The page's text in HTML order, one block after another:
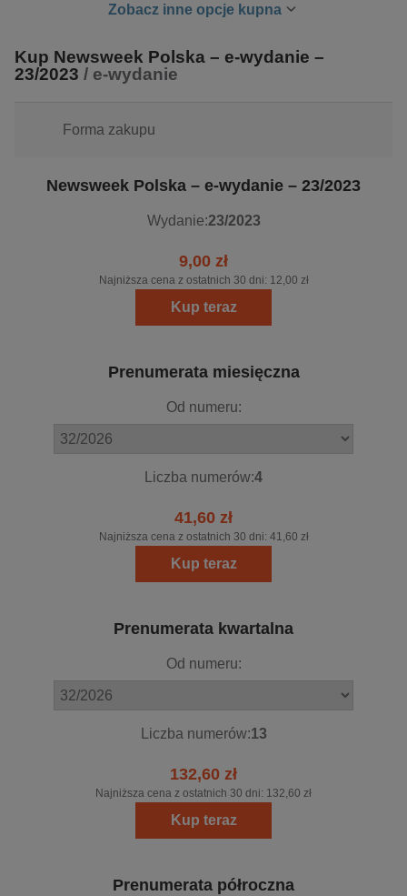
Zobacz inne opcje kupna
Kup Newsweek Polska – e-wydanie –
23/2023 / e-wydanie
Forma zakupu
Newsweek Polska – e-wydanie – 23/2023
Wydanie:23/2023
9,00 zł
Najniższa cena z ostatnich 30 dni: 12,00 zł
Kup teraz
Prenumerata miesięczna
Od numeru:
Liczba numerów:4
41,60 zł
Najniższa cena z ostatnich 30 dni: 41,60 zł
Kup teraz
Prenumerata kwartalna
Od numeru:
Liczba numerów:13
132,60 zł
Najniższa cena z ostatnich 30 dni: 132,60 zł
Kup teraz
Prenumerata półroczna